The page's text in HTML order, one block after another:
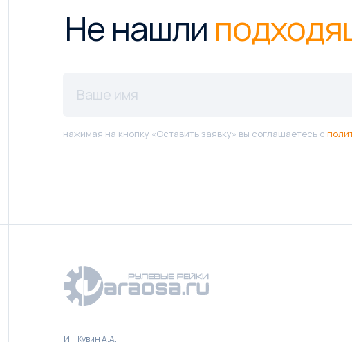
Не нашли
нажимая на кнопку «Оставить заявку» вы соглашаетесь с
ИП Кувин А.А.